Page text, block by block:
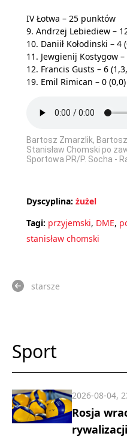
IV Łotwa – 25 punktów
9. Andrzej Lebiediew –
10. Daniił Kołodinski – 4
11. Jewgienij Kostygow –
12. Francis Gusts – 6
19. Emil Rimican – 0 (0,0)
Bartosz Zmarzlik,
Stanisław Chomski po
Sportowa PR/P. Socha -
Dyscyplina: żużel
Tagi: przyjemski, DME,
stanisław chomski
starsze
Sport
Rosja
2026-08-04,